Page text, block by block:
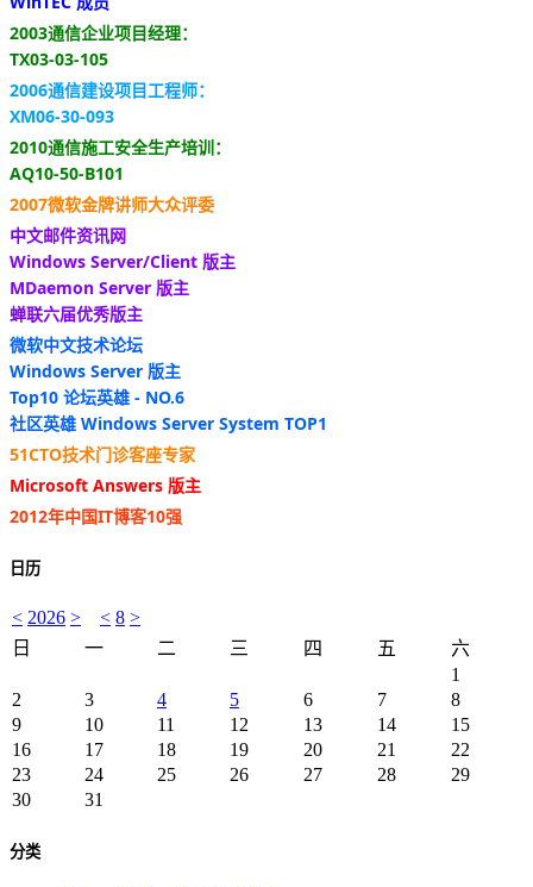
2003通信企业项目经理：
TX03-03-105
2006通信建设项目工程师：
XM06-30-093
2010通信施工安全生产培训：
AQ10-50-B101
2007微软金牌讲师大众评委
中文邮件资讯网
Windows Server/Client 版主
MDaemon Server 版主
蝉联六届优秀版主
微软中文技术论坛
Windows Server 版主
Top10 论坛英雄 - NO.6
社区英雄 Windows Server System TOP1
51CTO技术门诊客座专家
Microsoft Answers 版主
2012年中国IT博客10强
日历
< 2026 > < 8 >
日
一 二 三 四 五
六
1
2
3 4 5 6 7
8
9
10 11 12 13 14
15
16
17 18 19 20 21
22
23
24 25 26 27 28
29
30
31
分类